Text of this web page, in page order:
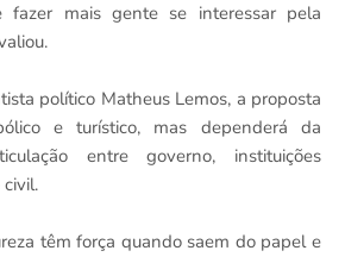
fazer mais gente se interessar pela
político Matheus Lemos, a proposta
e turístico, mas dependerá da
entre governo, instituições
têm força quando saem do papel e